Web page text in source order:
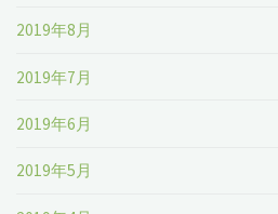
2019年8月
2019年7月
2019年6月
2019年5月